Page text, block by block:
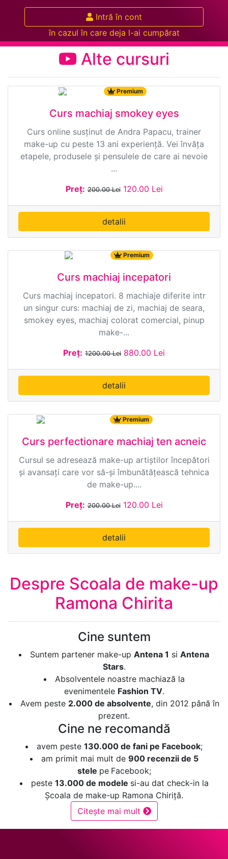
Intră în cont
în cazul în care deja l-ai cumpărat
Alte cursuri
Durata: 1:38:00 Premium
Curs machiaj smokey eyes
Curs online susținut de Andra Papacu, trainer
make-up cu peste 13 ani experiență. Vei învăța
etapele, produsele și pensulele de care ai nevoie
...
Preț: 200.00 Lei 120.00 Lei
detalii
Durata: 09:00:00 Premium
Curs machiaj incepatori
Curs machiaj incepatori. 8 machiaje diferite intr
un singur curs: machiaj de zi, machiaj de seara,
smokey eyes, machiaj colorat comercial, pinup
make-...
Preț: 1200.00 Lei 880.00 Lei
detalii
7602 · Premium
Curs perfectionare machiaj ten acneic
Cursul se adresează make-up artiștilor începători
și avansați care vor să-și îmbunătățească tehnica
de make-up....
Preț: 200.00 Lei 120.00 Lei
detalii
Despre Scoala de make-up
Ramona Chirita
Cine suntem
Suntem partener make-up Antena 1 si Antena
Stars.
Absolventele noastre machiază la
evenimentele Fashion TV.
Avem peste 2.000 de absolvente, din 2012 până în
prezent.
Cine ne recomandă
avem peste 130.000 de fani pe Facebook;
am primit mai mult de 900 recenzii de 5
stele pe Facebook;
peste 13.000 de modele si-au dat check-in la
Școala de make-up Ramona Chiriță.
Citește mai mult